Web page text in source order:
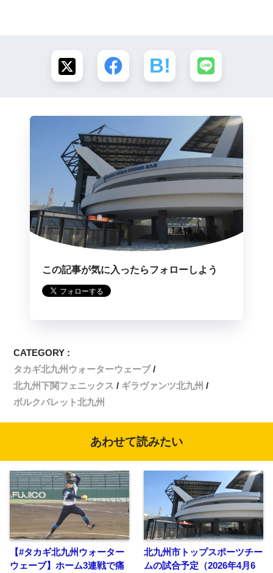
この記事が気に入ったらフォローしよう
CATEGORY :
タカギ北九州ウォーターウェーブ
北九州下関フェニックス
ギラヴァンツ北九州
ボルクバレット北九州
あわせて読みたい
【#タカギ北九州ウォーター
ウェーブ】ホーム3連戦で痛
北九州市トップスポーツチー
ムの試合予定（2026年4月6